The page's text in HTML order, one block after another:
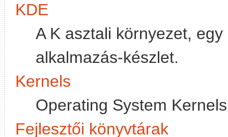
KDE
A K asztali környezet,
alkalmazás-készlet.
Kernels
Operating System
Fejlesztői könyvtárak